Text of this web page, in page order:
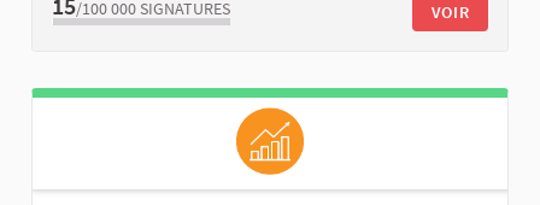
/100 000 SIGNATURES VOIR